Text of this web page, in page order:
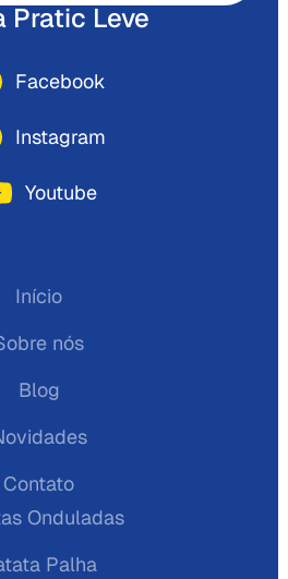
Pratic Leve
Facebook
Instagram
Youtube
Início
nós
Blog
Contato
Onduladas
Palha